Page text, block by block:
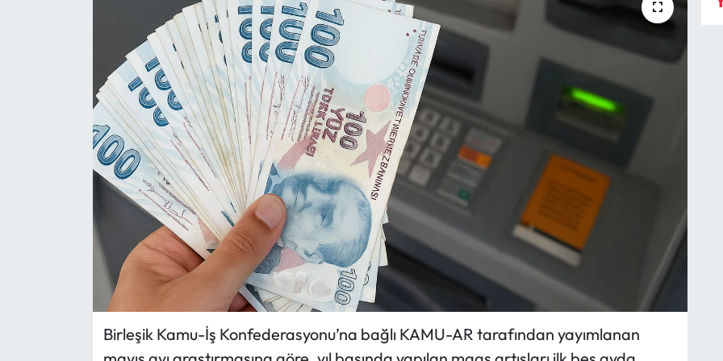
Birleşik Kamu-İş Konfederasyonu’na bağlı KAMU-AR tarafından yayımlanan
İskilip Haberleri
Kargı Haberleri
Kültür Sanat
Laçin Haberleri